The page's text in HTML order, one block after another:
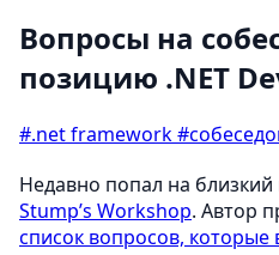
Вопросы на
позицию .NET
#.net framework
Недавно попал на
Stump’s Workshop. Автор
список вопросов,